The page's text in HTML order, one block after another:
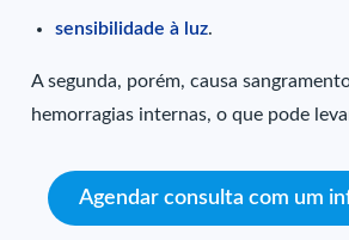
sensibilidade à luz.
A segunda, porém, causa
hemorragias internas, o que pode
Agendar consulta com um